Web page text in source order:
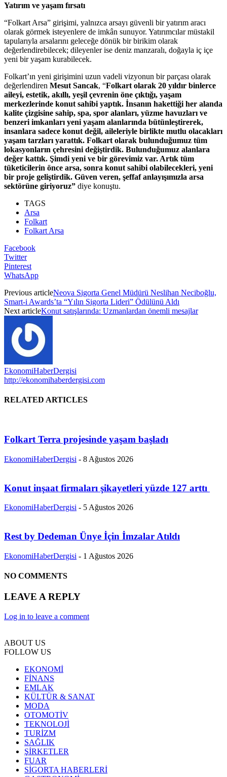
Yatırım ve yaşam fırsatı
“Folkart Arsa” girişimi, yalnızca arsayı güvenli bir yatırım aracı
olarak görmek isteyenlere de imkân sunuyor. Yatırımcılar müstakil
tapularıyla arsalarını geleceğe dönük bir birikim olarak
değerlendirebilecek; dileyenler ise deniz manzaralı, doğayla iç içe
yeni bir yaşam kurabilecek.
Folkart’ın yeni girişimini uzun vadeli vizyonun bir parçası olarak
değerlendiren Mesut Sancak, “Folkart olarak 20 yıldır binlerce
aileyi, estetik, akıllı, yeşil çevrenin öne çıktığı, yaşam
merkezlerinde konut sahibi yaptık. İnsanın hakettiği her alanda
kalite çizgisine sahip, spa, spor alanları, yüzme havuzları ve
benzeri imkanları yeni yaşam alanlarında bütünleştirerek,
insanlara sadece konut değil, aileleriyle birlikte mutlu olacakları
yaşam tarzları yarattık. Folkart olarak bulunduğumuz tüm
lokasyonların çehresini değiştirdik. Bulunduğumuz alanlara
değer kattık. Şimdi yeni ve bir görevimiz var. Artık tüm
tüketicilerin önce arsa, sonra konut sahibi olabilecekleri, yeni
bir proje geliştirdik. Güven veren, şeffaf anlayışımızla arsa
sektörüne giriyoruz” diye konuştu.
TAGS
Arsa
Folkart
Folkart Arsa
Facebook
Twitter
Pinterest
WhatsApp
Previous articleNeova Sigorta Genel Müdürü Neslihan Neciboğlu,
Smart-i Awards’ta “Yılın Sigorta Lideri” Ödülünü Aldı
Next articleKonut satışlarında: Uzmanlardan önemli mesajlar
EkonomiHaberDergisi
http://ekonomihaberdergisi.com
RELATED ARTICLES
Folkart Terra projesinde yaşam başladı
EkonomiHaberDergisi - 8 Ağustos 2026
Konut inşaat firmaları şikayetleri yüzde 127 arttı
EkonomiHaberDergisi - 5 Ağustos 2026
Rest by Dedeman Ünye İçin İmzalar Atıldı
EkonomiHaberDergisi - 1 Ağustos 2026
NO COMMENTS
LEAVE A REPLY
Log in to leave a comment
ABOUT US
FOLLOW US
EKONOMİ
FİNANS
EMLAK
KÜLTÜR & SANAT
MODA
OTOMOTİV
TEKNOLOJİ
TURİZM
SAĞLIK
ŞİRKETLER
FUAR
SİGORTA HABERLERİ